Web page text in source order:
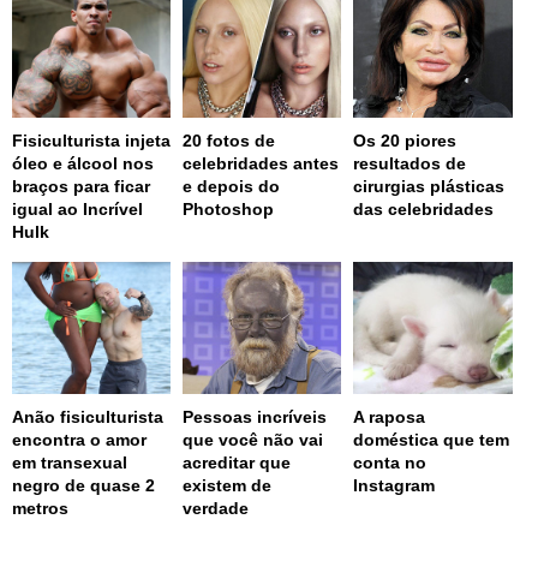
Fisiculturista injeta
óleo e álcool nos
braços para ficar
igual ao Incrível
Hulk
20 fotos de
celebridades antes
e depois do
Photoshop
Os 20 piores
resultados de
cirurgias plásticas
das celebridades
Anão fisiculturista
encontra o amor
em transexual
negro de quase 2
metros
Pessoas incríveis
que você não vai
acreditar que
existem de
verdade
A raposa
doméstica que tem
conta no
Instagram